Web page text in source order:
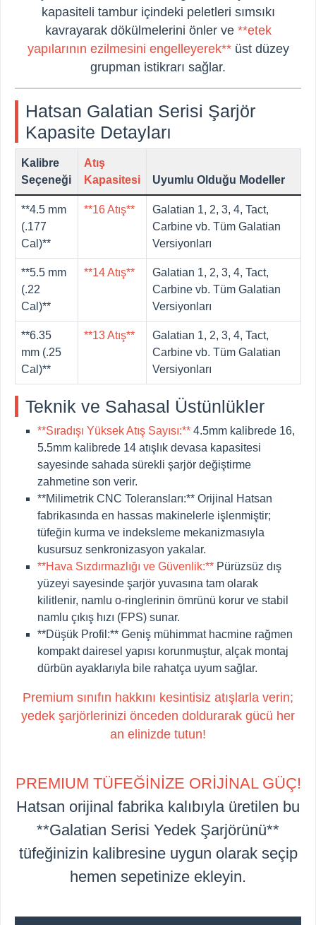
kapasiteli tambur içindeki peletleri sımsıkı
kavrayarak dökülmelerini önler ve **etek
yapılarının ezilmesini engelleyerek**üst düzey
grupman istikrarı sağlar.
Hatsan Galatian Serisi Şarjör
Kapasite Detayları
Kalibre
Seçeneği
Atış
Kapasitesi
Uyumlu Olduğu Modeller
**4.5 mm
(.177
Cal)**
**16 Atış**
Galatian 1, 2, 3, 4, Tact,
Carbine vb. Tüm Galatian
Versiyonları
**5.5 mm
(.22
Cal)**
**14 Atış**
Galatian 1, 2, 3, 4, Tact,
Carbine vb. Tüm Galatian
Versiyonları
**6.35
mm (.25
Cal)**
**13 Atış**
Galatian 1, 2, 3, 4, Tact,
Carbine vb. Tüm Galatian
Versiyonları
Teknik ve Sahasal Üstünlükler
**Sıradışı Yüksek Atış Sayısı:** 4.5mm kalibrede 16,
5.5mm kalibrede 14 atışlık devasa kapasitesi
sayesinde sahada sürekli şarjör değiştirme
zahmetine son verir.
**Milimetrik CNC Toleransları:** Orijinal Hatsan
fabrikasında en hassas makinelerle işlenmiştir;
tüfeğin kurma ve indeksleme mekanizmasıyla
kusursuz senkronizasyon yakalar.
**Hava Sızdırmazlığı ve Güvenlik:** Pürüzsüz dış
yüzeyi sayesinde şarjör yuvasına tam olarak
kilitlenir, namlu o-ringlerinin ömrünü korur ve stabil
namlu çıkış hızı (FPS) sunar.
**Düşük Profil:** Geniş mühimmat hacmine rağmen
kompakt dairesel yapısı korunmuştur, alçak montaj
dürbün ayaklarıyla bile rahatça uyum sağlar.
Premium sınıfın hakkını kesintisiz atışlarla verin;
yedek şarjörlerinizi önceden doldurarak gücü her
an elinizde tutun!
PREMIUM TÜFEĞİNİZE ORİJİNAL GÜÇ!
Hatsan orijinal fabrika kalıbıyla üretilen bu
**Galatian Serisi Yedek Şarjörünü**
tüfeğinizin kalibresine uygun olarak seçip
hemen sepetinize ekleyin.